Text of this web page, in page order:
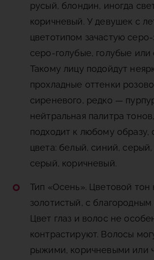
русый, блондин, иногда
коричневый. У девушек с
цветотипом зачастую
серо-голубые, голубые или
Такому лицу подойдут
прохладные оттенки
сиреневого, редко —
нейтральная палитра
подходит к любому образу,
цвета: белый, синий,
серый, коричневый.
Тип «Осень». Цветовой
золотистый, с благородным
Цвет глаз и волос не
контрастируют. Волосы
рыжими, коричневыми или